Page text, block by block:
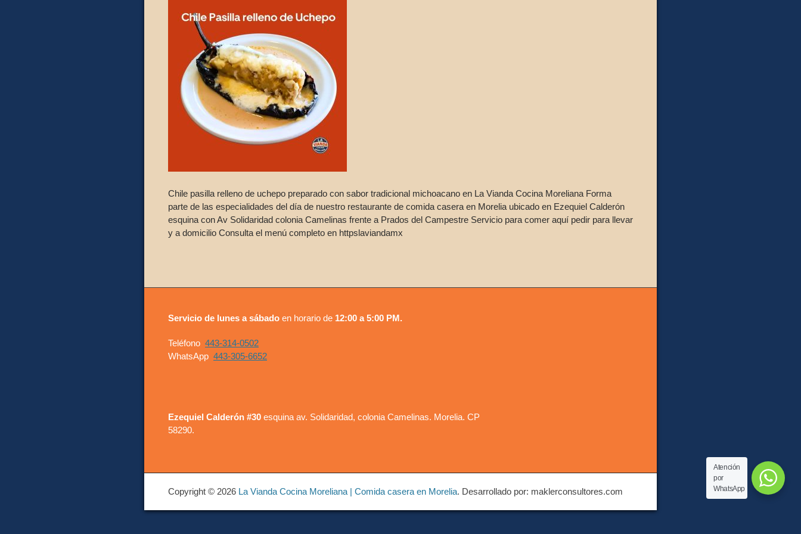
Chile pasilla relleno de uchepo preparado con sabor tradicional michoacano en La Vianda Cocina Moreliana Forma
parte de las especialidades del día de nuestro restaurante de comida casera en Morelia ubicado en Ezequiel Calderón
esquina con Av Solidaridad colonia Camelinas frente a Prados del Campestre Servicio para comer aquí pedir para llevar
y a domicilio Consulta el menú completo en httpslaviandamx
Servicio de lunes a sábado en horario de 12:00 a 5:00 PM.
Teléfono 443-314-0502
WhatsApp 443-305-6652
Ezequiel Calderón #30 esquina av. Solidaridad, colonia Camelinas. Morelia. CP
58290.
Copyright © 2026 La Vianda Cocina Moreliana | Comida casera en Morelia. Desarrollado por: maklerconsultores.com
Atención
por
WhatsApp